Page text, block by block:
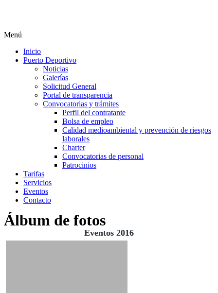
Menú
Inicio
Puerto Deportivo
Noticias
Galerías
Solicitud General
Portal de transparencia
Convocatorias y trámites
Perfil del contratante
Bolsa de empleo
Calidad medioambiental y prevención de riesgos
laborales
Charter
Convocatorias de personal
Patrocinios
Tarifas
Servicios
Eventos
Contacto
Álbum de fotos
Eventos 2016